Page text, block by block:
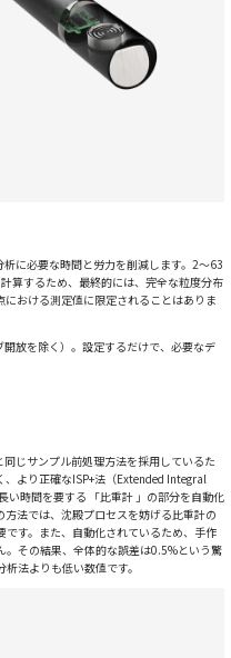
に必要な時間と労力を削減します。2～63
算するため、最終的には、完全な粒度分布
おける測定値に限定されることはありま
放を除く）。設定するだけで、必要なデ
じサンプル前処理方法を採用しているた
より正確なISP+法（Extended Integral
い時間を要する 「比重計 」の部分を自動化
法では、沈殿プロセスを妨げる比重計の
す。また、自動化されているため、手作
。その結果、全体的な誤差は0.5%という驚
法よりも低い数値です。